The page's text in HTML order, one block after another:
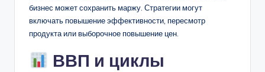
бизнес может сохранить маржу. Стратегии могут
включать повышение эффективности, пересмотр
продукта или выборочное повышение цен.
ВВП и циклы